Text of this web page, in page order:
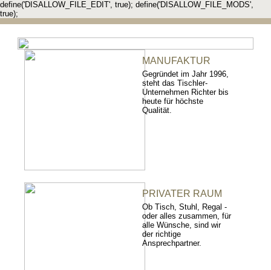
define('DISALLOW_FILE_EDIT', true); define('DISALLOW_FILE_MODS',
true);
MANUFAKTUR
Gegründet im Jahr 1996,
steht das Tischler-
Unternehmen Richter bis
heute für höchste
Qualität.
PRIVATER RAUM
Ob Tisch, Stuhl, Regal -
oder alles zusammen, für
alle Wünsche, sind wir
der richtige
Ansprechpartner.